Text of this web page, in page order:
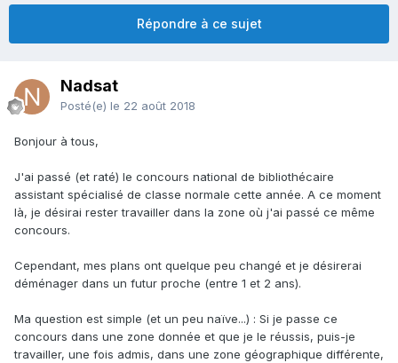
Répondre à ce sujet
Nadsat
Posté(e) le 22 août 2018
Bonjour à tous,
J'ai passé (et raté) le concours national de bibliothécaire
assistant spécialisé de classe normale cette année. A ce moment
là, je désirai rester travailler dans la zone où j'ai passé ce même
concours.
Cependant, mes plans ont quelque peu changé et je désirerai
déménager dans un futur proche (entre 1 et 2 ans).
Ma question est simple (et un peu naïve...) : Si je passe ce
concours dans une zone donnée et que je le réussis, puis-je
travailler, une fois admis, dans une zone géographique différente,